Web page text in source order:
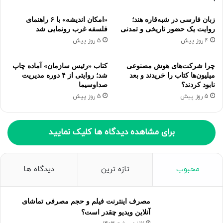
رفیعی با انتقاد از روال شعر انقلابی در چهارمحال و بختیاری،
انقلابی و شعر انقلابی دغدغه دارند و لذا مضامین و موضوعات نو
وارد این حوزه می‌شود و آفرینش‌های ادبی بدیع و زیبا را شاهدیم
اما بسیاری از شاعران استان ما در مسیر این رود جوشان و
خروشان قرار ندارند و ترجیح می‌دهند در فضای دیگری شعر بگویند.
این شاعر آئینی چهارمحال و بختیاری با اشاره به فعالیت محفل
شعر «زفرات» در استان که به شعر انقلابی می‌پردازد، گفت: این
محفل شاعران استان در سال‌های اخیر بسیار خوب کار کرده اما تا
رسیدن به افق ترسیم شده هنوز راه زیادی باید برود چرا که از
رفیعی ادامه داد: اکتفا به یک محفل شاعران در شهرکرد برای
زبان فارسی در شبه‌قاره هند؛
روایت یک حضور تاریخی و تمدنی
4 روز پیش
«امکان اندیشه» با ۶ راهنمای
فلسفه غرب رونمایی شد
5 روز پیش
چرا شرکت‌های هوش مصنوعی
میلیون‌ها کتاب را خریدند و بعد
نابود کردند؟
5 روز پیش
کتاب «رئیس سازمان» آماده چاپ
شد؛ روایتی از ۴ دوره مدیریت
صداوسیما
5 روز پیش
برای مشاهده دیدگاه ها کلیک نمایید
محبوب تازه ترین دیدگاه ها
مصرف اینترنت فیلم و حجم مصرفی تماشای
آنلاین ویدیو چقدر است؟